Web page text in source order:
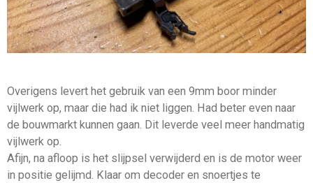
Overigens levert het gebruik van een 9mm boor minder
vijlwerk op, maar die had ik niet liggen. Had beter even naar
de bouwmarkt kunnen gaan. Dit leverde veel meer handmatig
vijlwerk op.
Afijn, na afloop is het slijpsel verwijderd en is de motor weer
in positie gelijmd. Klaar om decoder en snoertjes te